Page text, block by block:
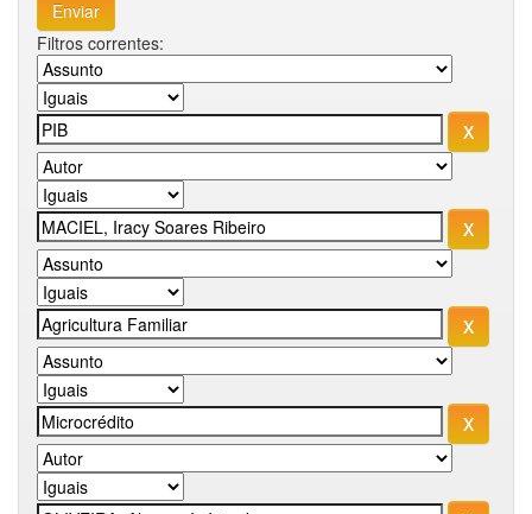
Filtros correntes: